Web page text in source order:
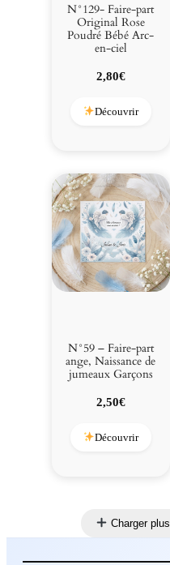
N°129- Faire-part
Original Rose
Poudré Bébé Arc-
en-ciel
2,80€
Découvrir
N°59 – Faire-part
ange, Naissance de
jumeaux Garçons
2,50€
Découvrir
Charger plus